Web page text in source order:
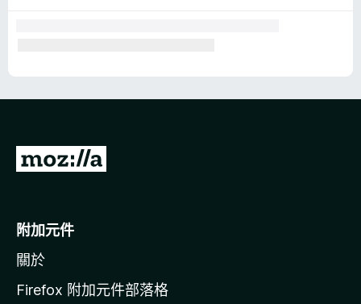
前
o
i
l
附加元件
關於
Firefox 附加元件部落格